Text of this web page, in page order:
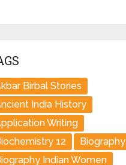
Birbal Stories
India History
Writing
12
Biography
Indian Women